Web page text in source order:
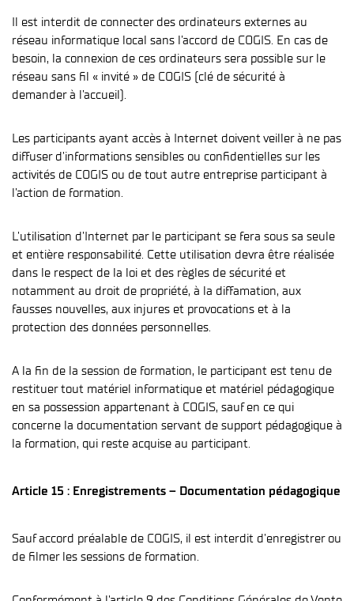
Il est interdit de connecter des ordinateurs externes au
réseau informatique local sans l’accord de COGIS. En cas de
besoin, la connexion de ces ordinateurs sera possible sur le
réseau sans fil « invité » de COGIS (clé de sécurité à
demander à l’accueil).
Les participants ayant accès à Internet doivent veiller à ne pas
diffuser d’informations sensibles ou confidentielles sur les
activités de COGIS ou de tout autre entreprise participant à
l’action de formation.
L’utilisation d’Internet par le participant se fera sous sa seule
et entière responsabilité. Cette utilisation devra être réalisée
dans le respect de la loi et des règles de sécurité et
notamment au droit de propriété, à la diffamation, aux
fausses nouvelles, aux injures et provocations et à la
protection des données personnelles.
A la fin de la session de formation, le participant est tenu de
restituer tout matériel informatique et matériel pédagogique
en sa possession appartenant à COGIS, sauf en ce qui
concerne la documentation servant de support pédagogique à
la formation, qui reste acquise au participant.
Article 15 : Enregistrements – Documentation pédagogique
Sauf accord préalable de COGIS, il est interdit d’enregistrer ou
de filmer les sessions de formation.